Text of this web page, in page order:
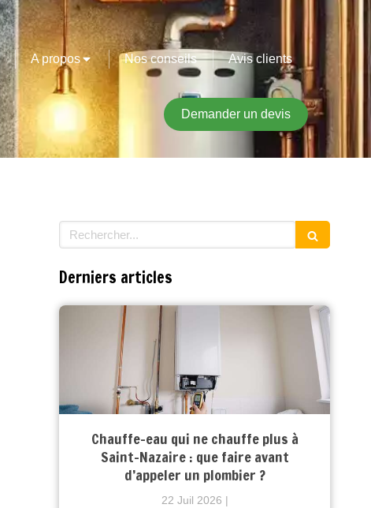
A propos Nos conseils Avis clients
Demander un devis
Rechercher
Derniers articles
Chauffe-eau qui ne chauffe plus à
Saint-Nazaire : que faire avant
d’appeler un plombier ?
22 Juil 2026